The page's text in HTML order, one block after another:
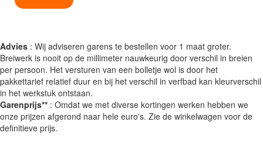
Advies : Wij adviseren garens te bestellen voor 1 maat groter.
Breiwerk is nooit op de millimeter nauwkeurig door verschil in breien
per persoon. Het versturen van een bolletje wol is door het
pakkettarief relatief duur en bij het verschil in verfbad kan kleurverschil
in het werkstuk ontstaan.
Garenprijs** : Omdat we met diverse kortingen werken hebben we
onze prijzen afgerond naar hele euro's. Zie de winkelwagen voor de
definitieve prijs.